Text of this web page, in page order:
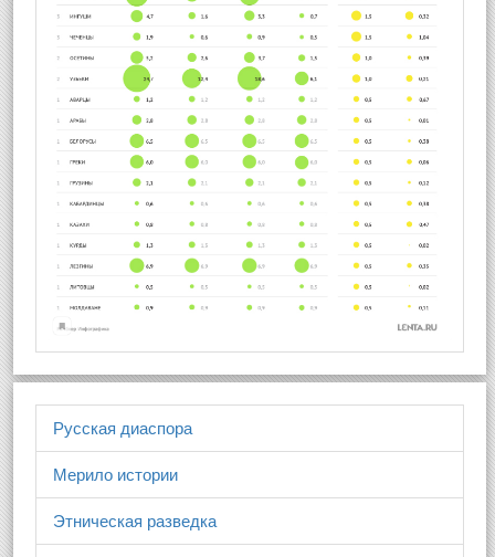
Русская диаспора
Мерило истории
Этническая разведка